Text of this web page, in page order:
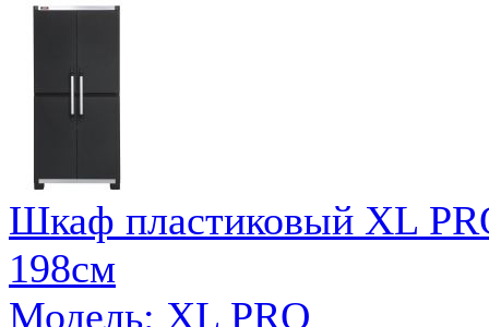
Шкаф пластиковый XL
198см
Модель: XL PRO